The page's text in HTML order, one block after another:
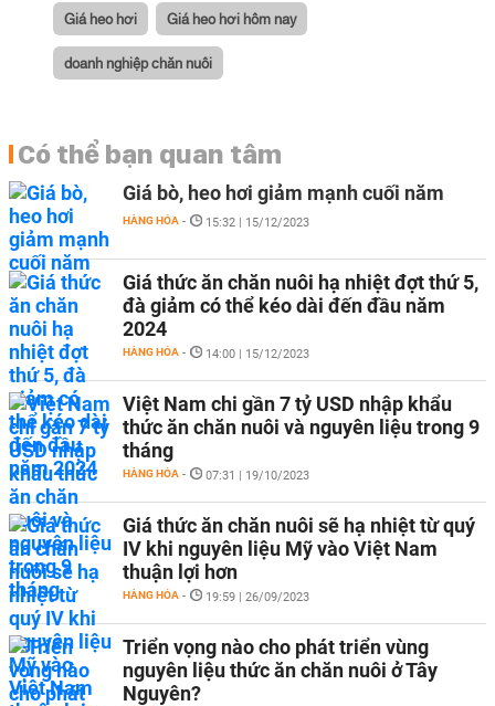
Giá heo hơi Giá heo hơi hôm nay
doanh nghiệp chăn nuôi
Có thể bạn quan tâm
Giá bò, heo hơi giảm mạnh cuối năm
HÀNG HÓA - 15:32 | 15/12/2023
Giá thức ăn chăn nuôi hạ nhiệt đợt thứ 5,
đà giảm có thể kéo dài đến đầu năm
2024
HÀNG HÓA - 14:00 | 15/12/2023
Việt Nam chi gần 7 tỷ USD nhập khẩu
thức ăn chăn nuôi và nguyên liệu trong 9
tháng
HÀNG HÓA - 07:31 | 19/10/2023
Giá thức ăn chăn nuôi sẽ hạ nhiệt từ quý
IV khi nguyên liệu Mỹ vào Việt Nam
thuận lợi hơn
HÀNG HÓA - 19:59 | 26/09/2023
Triển vọng nào cho phát triển vùng
nguyên liệu thức ăn chăn nuôi ở Tây
Nguyên?